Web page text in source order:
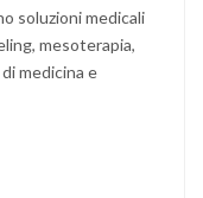
soluzioni medicali
mesoterapia,
medicina e